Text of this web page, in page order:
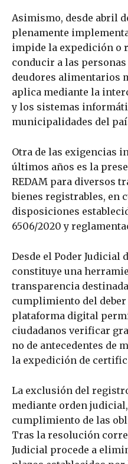
Asimismo, desde abril
plenamente
impide la expedición o
conducir a las
deudores alimentarios
aplica mediante la
y los sistemas
municipalidades del
Otra de las exigencias
últimos años es la
REDAM para diversos
bienes registrables, en
disposiciones
6506/2020 y
Desde el Poder Judicial
constituye una
transparencia
cumplimiento del
plataforma digital
ciudadanos verificar
no de antecedentes de
la expedición de
La exclusión del
mediante orden
cumplimiento de las
Tras la resolución
Judicial procede a